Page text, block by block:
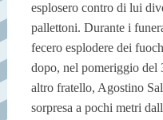
esplosero contro di lui
pallettoni. Durante i
fecero esplodere dei
dopo, nel pomeriggio del
altro fratello, Agostino
sorpresa a pochi metri